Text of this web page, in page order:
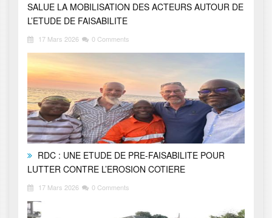
SALUE LA MOBILISATION DES ACTEURS AUTOUR DE
L’ETUDE DE FAISABILITE
17 Mars 2026 0 Comments
RDC : UNE ETUDE DE PRE-FAISABILITE POUR
LUTTER CONTRE L’EROSION COTIERE
17 Mars 2026 0 Comments